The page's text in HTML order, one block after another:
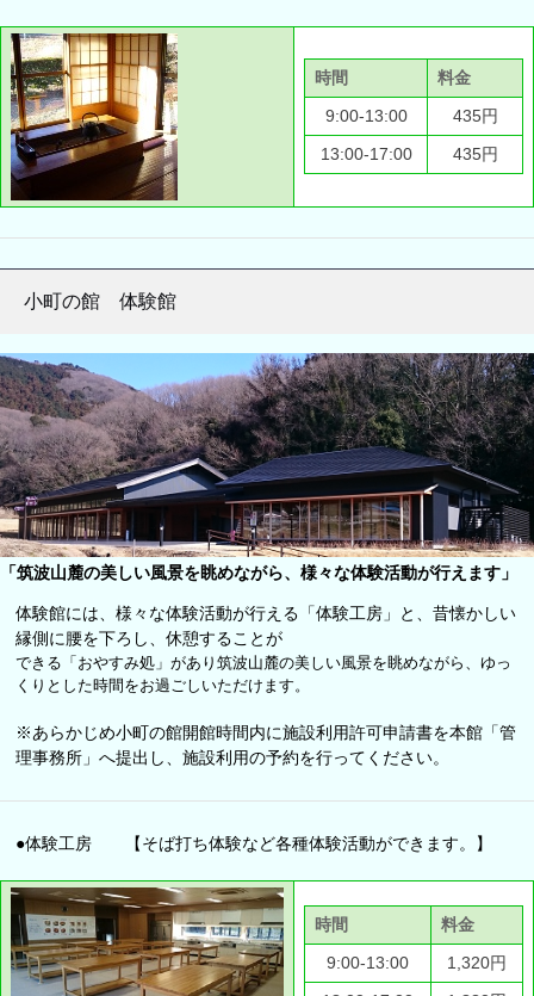
時間
料金
9:00-13:00
435円
13:00-17:00
435円
小町の館 体験館
「筑波山麓の美しい風景を眺めながら、様々な体験活動が行えます」
体験館には、様々な体験活動が行える「体験工房」と、昔懐かしい
縁側に腰を下ろし、休憩することが
できる「おやすみ処」があり筑波山麓の美しい風景を眺めながら、ゆっ
くりとした時間をお過ごしいただけます。
※あらかじめ小町の館開館時間内に施設利用許可申請書を本館「管
理事務所」へ提出し、施設利用の予約を行ってください。
●体験工房 【そば打ち体験など各種体験活動ができます。】
時間
料金
9:00-13:00
1,320円